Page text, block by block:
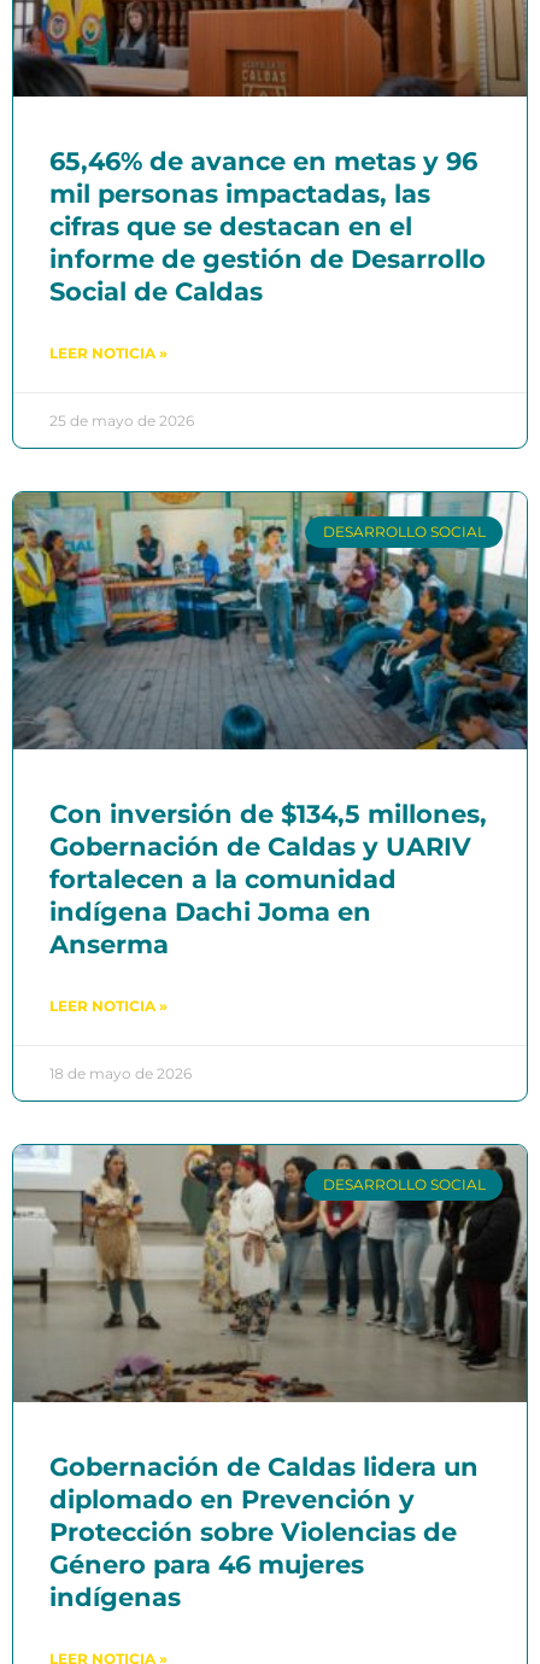
65,46% de avance en metas y 96
mil personas impactadas, las
cifras que se destacan en el
informe de gestión de Desarrollo
Social de Caldas
LEER NOTICIA »
25 de mayo de 2026
DESARROLLO SOCIAL
Con inversión de $134,5 millones,
Gobernación de Caldas y UARIV
fortalecen a la comunidad
indígena Dachi Joma en
Anserma
LEER NOTICIA »
18 de mayo de 2026
DESARROLLO SOCIAL
Gobernación de Caldas lidera un
diplomado en Prevención y
Protección sobre Violencias de
Género para 46 mujeres
indígenas
LEER NOTICIA »